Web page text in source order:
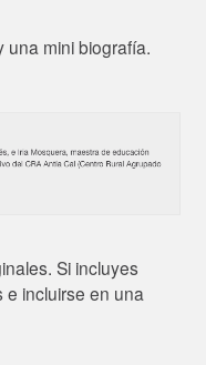
una mini biografía.
Si incluyes
e incluirse en una